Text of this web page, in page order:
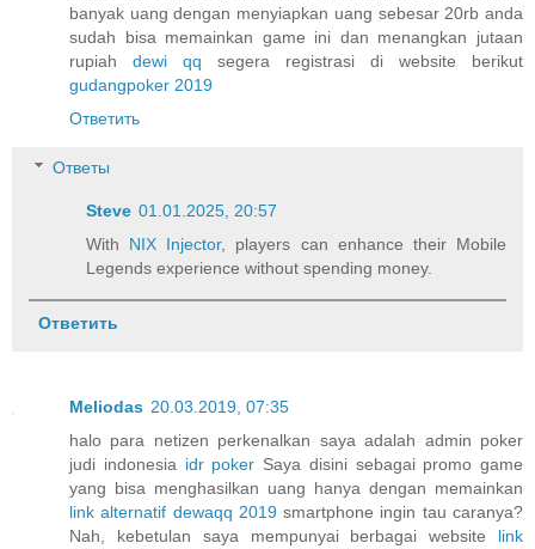
banyak uang dengan menyiapkan uang sebesar 20rb anda
sudah bisa memainkan game ini dan menangkan jutaan
rupiah dewi qq segera registrasi di website berikut
gudangpoker 2019
Ответить
Ответы
Steve 01.01.2025, 20:57
With NIX Injector, players can enhance their Mobile
Legends experience without spending money.
Ответить
Meliodas 20.03.2019, 07:35
halo para netizen perkenalkan saya adalah admin poker
judi indonesia idr poker Saya disini sebagai promo game
yang bisa menghasilkan uang hanya dengan memainkan
link alternatif dewaqq 2019smartphone ingin tau caranya?
Nah, kebetulan saya mempunyai berbagai website link